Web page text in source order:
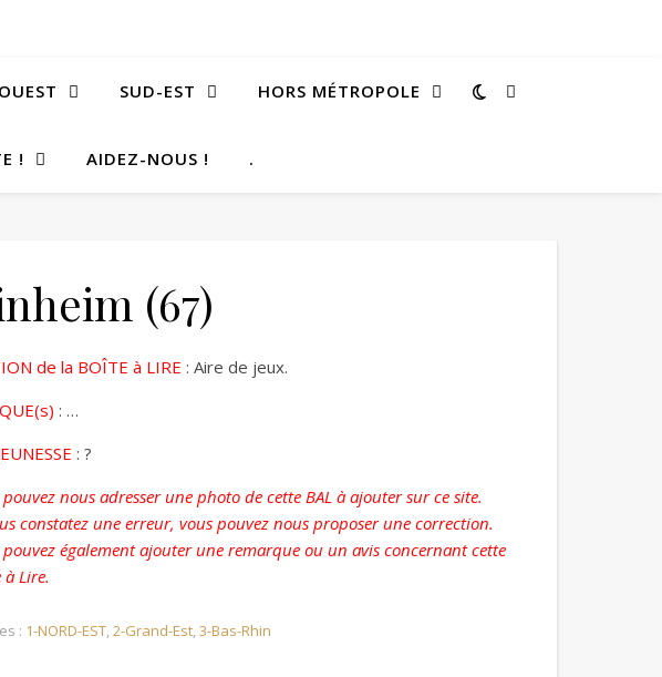
SUD-EST HORS MÉTROPOLE
! AIDEZ-NOUS ! .
(67)
de la BOÎTE à LIRE : Aire de jeux.
: …
: ?
pouvez nous adresser une photo de cette BAL à ajouter sur ce site.
constatez une erreur, vous pouvez nous proposer une correction.
pouvez également ajouter une remarque ou un avis concernant cette
à Lire.
: 1-NORD-EST,2-Grand-Est,3-Bas-Rhin